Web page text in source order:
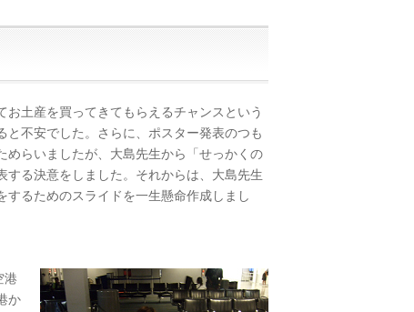
土産を買ってきてもらえるチャンスという
不安でした。さらに、ポスター発表のつも
めらいましたが、大島先生から「せっかくの
る決意をしました。それからは、大島先生
るためのスライドを一生懸命作成しまし
港
か